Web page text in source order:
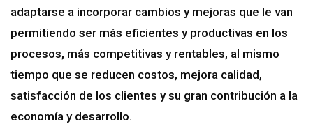
adaptarse a incorporar cambios y mejoras que le van
permitiendo ser más eficientes y productivas en los
procesos, más competitivas y rentables, al mismo
tiempo que se reducen costos, mejora calidad,
satisfacción de los clientes y su gran contribución a la
economía y desarrollo.